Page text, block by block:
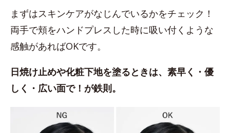
まずはスキンケアがなじんでいるかをチェック！
両手で頬をハンドプレスした時に吸い付くような
感触があればOKです。
日焼け止めや化粧下地を塗るときは、素早く・優
しく・広い面で！が鉄則。